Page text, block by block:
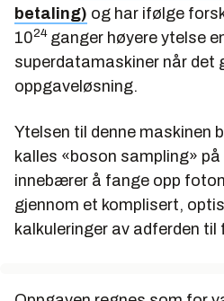
betaling) og har ifølge
1024 ganger høyere ytelse
superdatamaskiner når det
oppgaveløsning.
Ytelsen til denne maskinen
kalles «boson sampling»
innebærer å fange opp
gjennom et komplisert,
kalkuleringer av adferden til